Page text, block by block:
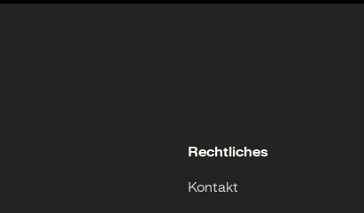
Rechtliches
Kontakt